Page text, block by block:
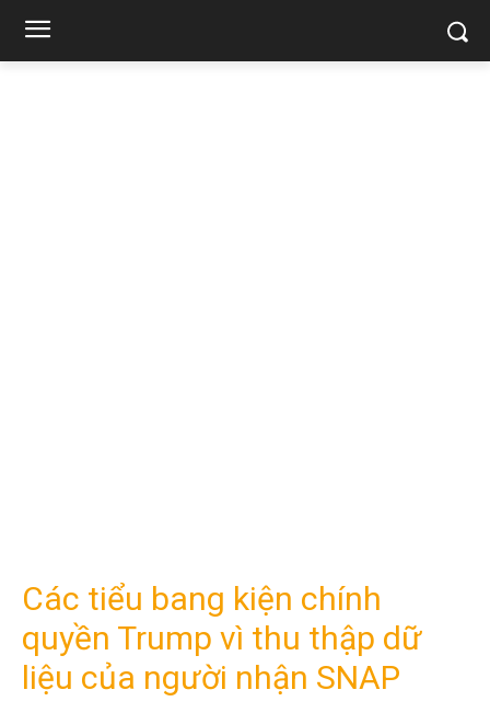
Các tiểu bang kiện chính
quyền Trump vì thu thập dữ
liệu của người nhận SNAP